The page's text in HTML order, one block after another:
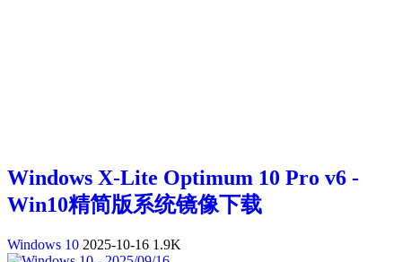
Windows X-Lite Optimum 10 Pro v6 -
Win10精简版系统镜像下载
Windows 10 2025-10-16 1.9K